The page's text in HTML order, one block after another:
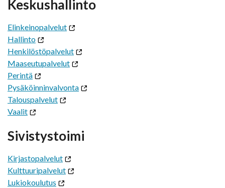
Keskushallinto
Elinkeinopalvelut
Hallinto
Henkilöstöpalvelut
Maaseutupalvelut
Perintä
Pysäköinninvalvonta
Talouspalvelut
Vaalit
Sivistystoimi
Kirjastopalvelut
Kulttuuripalvelut
Lukiokoulutus